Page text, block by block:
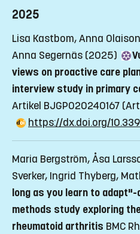
2025
Lisa Kastbom, Anna
Anna Segernäs (2025)
views on proactive care
interview study in primary
Artikel BJGPO20240167
https://dx.doi.org/
Maria Bergström, Åsa
Sverker, Ingrid Thyberg,
long as you learn to
methods study exploring
rheumatoid arthritis BMC